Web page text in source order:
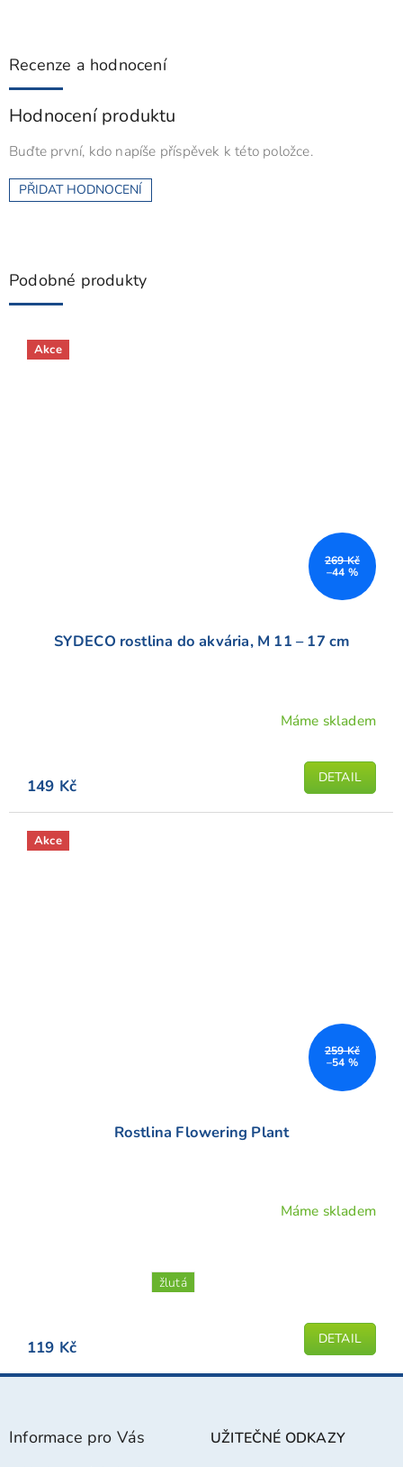
Recenze a hodnocení
Hodnocení produktu
Buďte první, kdo napíše příspěvek k této položce.
PŘIDAT HODNOCENÍ
Podobné produkty
Akce
269 Kč
–44 %
SYDECO rostlina do akvária, M 11 – 17 cm
Máme skladem
149 Kč DETAIL
Akce
259 Kč
–54 %
Rostlina Flowering Plant
5
hvězdiček.
Máme skladem
119 Kč DETAIL
žlutá
Z
Informace pro Vás UŽITEČNÉ ODKAZY